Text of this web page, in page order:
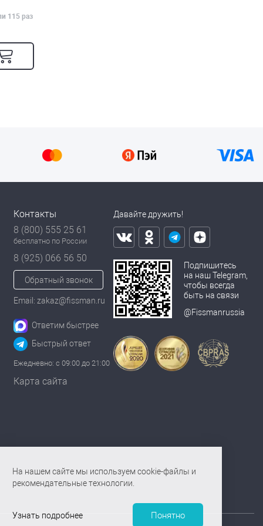
115 раз
Контакты
8 (800) 555 25 61
бесплатно по России
8 (925) 066 56 50
Обратный звонок
Email: zakaz@fissman.ru
Ответим быстрее
Быстрый ответ
Ежедневно: с 09:00 до 21:00
Карта сайта
Давайте дружить!
Подпишитесь
на наш Telegram,
чтобы всегда
быть на связи
@Fissmanrussia
На нашем сайте мы используем cookie-файлы и
рекомендательные технологии.
Узнать подробнее Понятно